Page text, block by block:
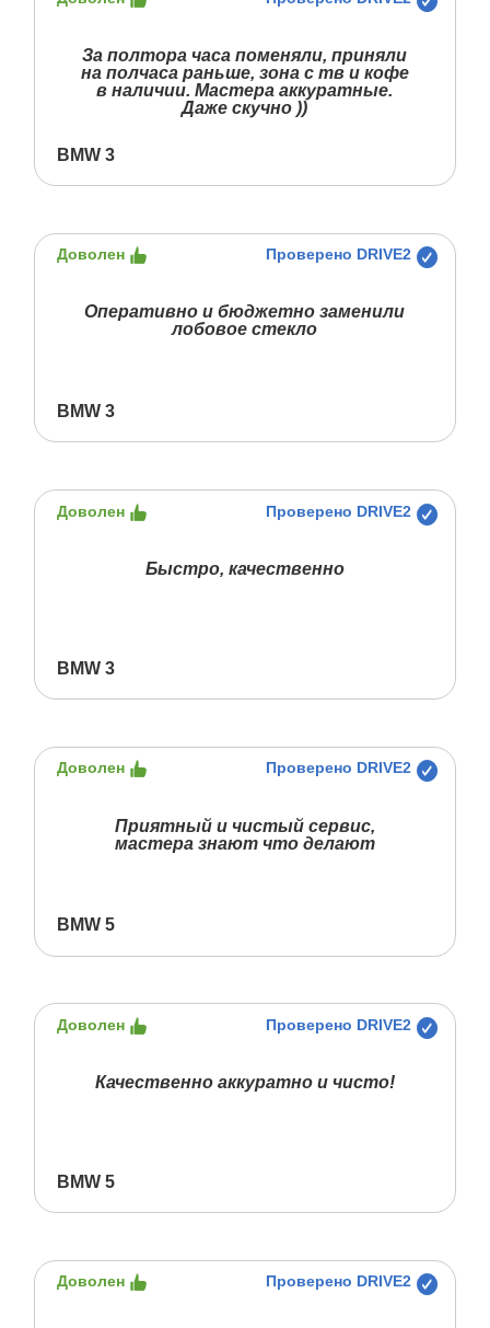
За полтора часа поменяли, приняли
на полчаса раньше, зона с тв и кофе
в наличии. Мастера аккуратные.
Даже скучно ))
BMW 3
Доволен Проверено DRIVE2
Оперативно и бюджетно заменили
лобовое стекло
BMW 3
Доволен Проверено DRIVE2
Быстро, качественно
BMW 3
Доволен Проверено DRIVE2
Приятный и чистый сервис,
мастера знают что делают
BMW 5
Доволен Проверено DRIVE2
Качественно аккуратно и чисто!
BMW 5
Доволен Проверено DRIVE2